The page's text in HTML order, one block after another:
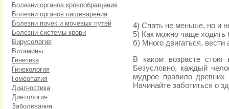
Болезни органов кровообращения
Болезни органов пищеварения
Болезни почек и мочевых путей
Болезни системы крови
Вирусология
Витамины
Генетика
Гинекология
Гомеопатия
Диагностика
Диетология
Заболевания
4) Спать не меньше, но и
5) Как можно чаще ходить
б) Много двигаться,
В каком возрасте стою
Безусловно, каждый
мудрое правило
Начинайте заботиться о